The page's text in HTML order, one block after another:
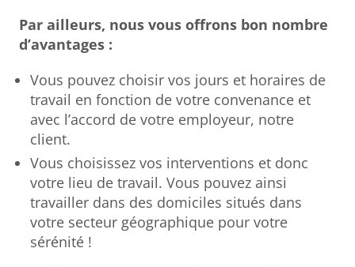
Par ailleurs, nous vous offrons bon nombre
d’avantages :
Vous pouvez choisir vos jours et horaires de
travail en fonction de votre convenance et
avec l’accord de votre employeur, notre
client.
Vous choisissez vos interventions et donc
votre lieu de travail. Vous pouvez ainsi
travailler dans des domiciles situés dans
votre secteur géographique pour votre
sérénité !